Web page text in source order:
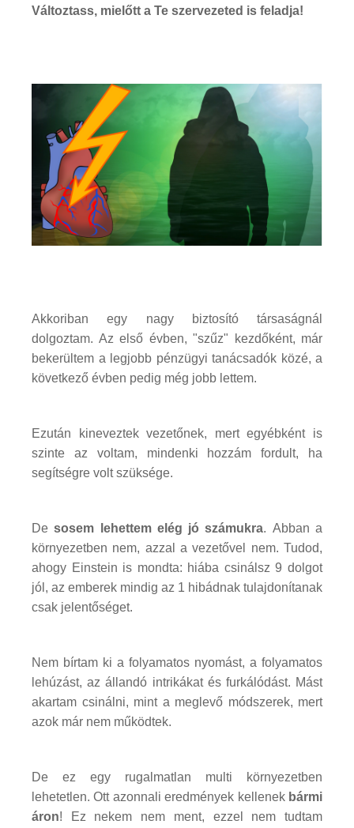
Változtass, mielőtt a Te szervezeted is feladja!
Akkoriban egy nagy biztosító társaságnál
dolgoztam. Az első évben, "szűz" kezdőként, már
bekerültem a legjobb pénzügyi tanácsadók közé, a
következő évben pedig még jobb lettem.
Ezután kineveztek vezetőnek, mert egyébként is
szinte az voltam, mindenki hozzám fordult, ha
segítségre volt szüksége.
Desosem lehettem elég jó számukra. Abban a
környezetben nem, azzal a vezetővel nem. Tudod,
ahogy Einstein is mondta: hiába csinálsz 9 dolgot
jól, az emberek mindig az 1 hibádnak tulajdonítanak
csak jelentőséget.
Nem bírtam ki a folyamatos nyomást, a folyamatos
lehúzást, az állandó intrikákat és furkálódást. Mást
akartam csinálni, mint a meglevő módszerek, mert
azok már nem működtek.
De ez egy rugalmatlan multi környezetben
lehetetlen. Ott azonnali eredmények kellenek bármi
áron! Ez nekem nem ment, ezzel nem tudtam